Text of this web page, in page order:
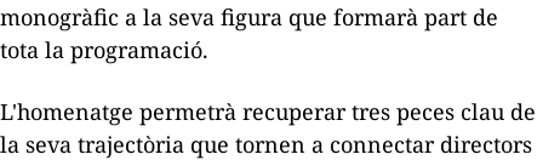
monogràfic a la seva figura que formarà part de
tota la programació.
L'homenatge permetrà recuperar tres peces clau de
la seva trajectòria que tornen a connectar directors